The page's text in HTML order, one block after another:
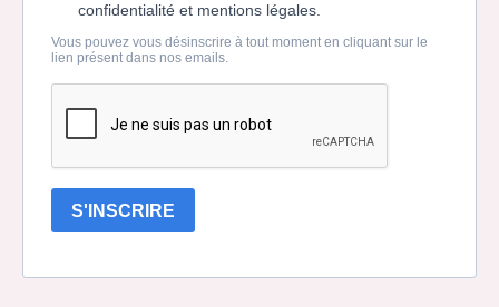
confidentialité et mentions légales.
Vous pouvez vous désinscrire à tout moment en cliquant sur le
lien présent dans nos emails.
S'INSCRIRE